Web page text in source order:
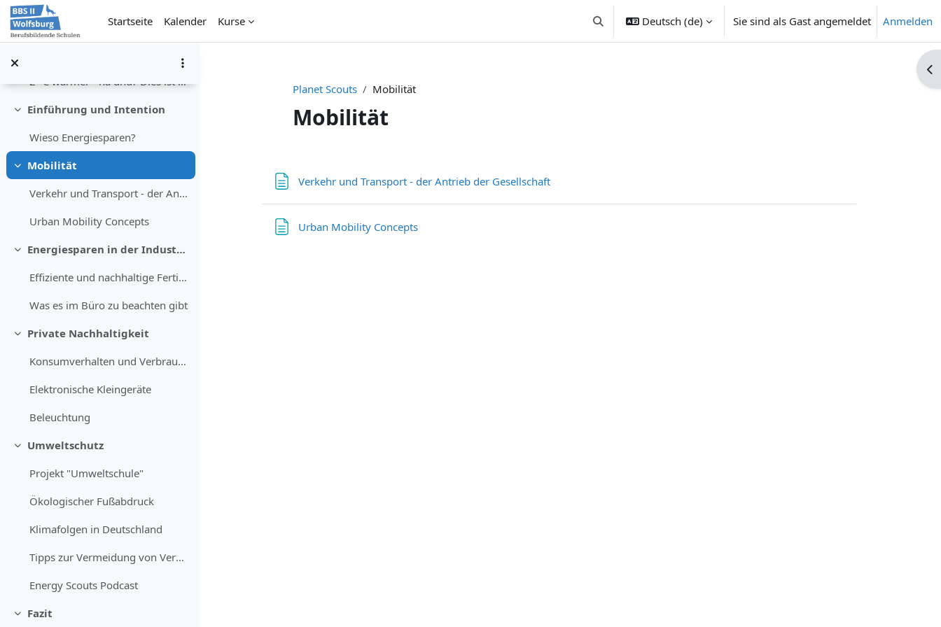
Zum Hauptinhalt
Startseite
Kalender Kurse Sucheingabe umschalten
Deutsch ‎(de)‎ Sie sind als Gast angemeldet Anmelden
Einklappen
2° C wärmer - na und? Dies ist ein super Video zu...
Einklappen
Einführung und Intention
Wieso Energiesparen?
Einklappen
Mobilität
Verkehr und Transport - der Antrieb der Gesellschaft
Urban Mobility Concepts
Einklappen
Energiesparen in der Industrie
Effiziente und nachhaltige Fertigung
Was es im Büro zu beachten gibt
Einklappen
Private Nachhaltigkeit
Konsumverhalten und Verbrauch
Elektronische Kleingeräte
Beleuchtung
Einklappen
Umweltschutz
Projekt "Umweltschule"
Ökologischer Fußabdruck
Klimafolgen in Deutschland
Tipps zur Vermeidung von Verpackungsmaterial
Energy Scouts Podcast
Einklappen
Fazit
Planet Scouts
Mobilität
Mobilität
Verkehr und Transport - der Antrieb der GesellschaftTextseite
Urban Mobility ConceptsTextseite